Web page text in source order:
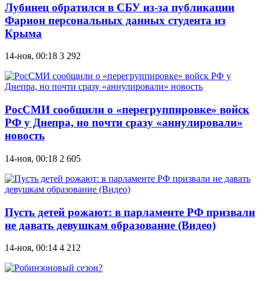
Лубинец обратился в СБУ из-за публикации
Фарион персональных данных студента из
Крыма
14-ноя, 00:18 3 292
РосСМИ сообщили о «перегруппировке» войск
РФ у Днепра, но почти сразу «аннулировали»
новость
14-ноя, 00:18 2 605
Пусть детей рожают: в парламенте РФ призвали
не давать девушкам образование (Видео)
14-ноя, 00:14 4 212